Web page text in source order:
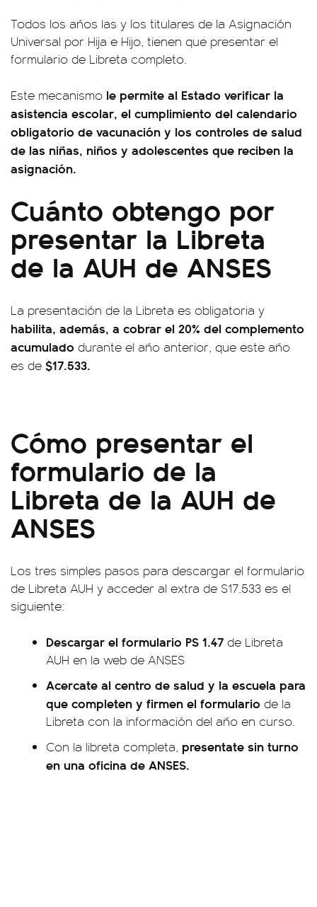
Todos los años las y los titulares de la Asignación
Universal por Hija e Hijo, tienen que presentar el
formulario de Libreta completo.
Este mecanismo le permite al Estado verificar la
asistencia escolar, el cumplimiento del calendario
obligatorio de vacunación y los controles de salud
de las niñas, niños y adolescentes que reciben la
asignación.
Cuánto obtengo por
presentar la Libreta
de la AUH de ANSES
La presentación de la Libreta es obligatoria y
habilita, además, a cobrar el 20% del complemento
acumulado durante el año anterior, que este año
es de $17.533.
Cómo presentar el
formulario de la
Libreta de la AUH de
ANSES
Los tres simples pasos para descargar el formulario
de Libreta AUH y acceder al extra de $17.533 es el
siguiente:
Descargar el formulario PS 1.47 de Libreta
AUH en la web de ANSES
Acercate al centro de salud y la escuela para
que completen y firmen el formulario de la
Libreta con la información del año en curso.
Con la libreta completa, presentate sin turno
en una oficina de ANSES.